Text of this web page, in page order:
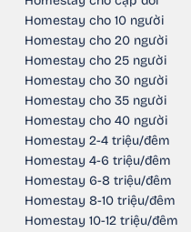
Homestay cho 10 người
Homestay cho 20 người
Homestay cho 25 người
Homestay cho 30 người
Homestay cho 35 người
Homestay cho 40 người
Homestay 2-4 triệu/đêm
Homestay 4-6 triệu/đêm
Homestay 6-8 triệu/đêm
Homestay 8-10 triệu/đêm
Homestay 10-12 triệu/đêm